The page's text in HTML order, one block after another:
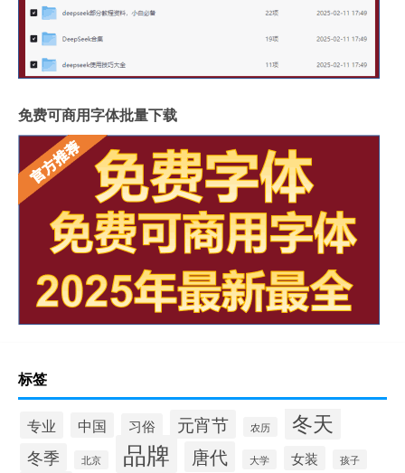
免费可商用字体批量下载
标签
专业 中国 习俗 元宵节 农历 冬天
冬季 北京 品牌 唐代 大学 女装 孩子